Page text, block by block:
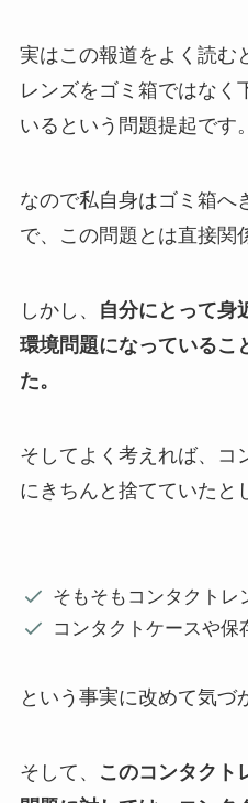
実はこの報道をよく読む
レンズをゴミ箱ではなく
いるという問題提起です。
なので私自身はゴミ箱へ
で、この問題とは直接関
しかし、
自分にとって身
環境問題になっているこ
た。
そしてよく考えれば、コ
にきちんと捨てていたと
そもそもコンタクトレ
コンタクトケースや保
という事実に改めて気づ
そして、
このコンタクト